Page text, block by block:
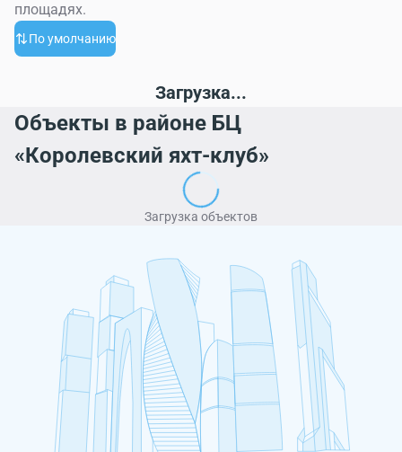
площадях.
По умолчанию
Загрузка...
Объекты в районе БЦ
«Королевский яхт-клуб»
Загрузка объектов